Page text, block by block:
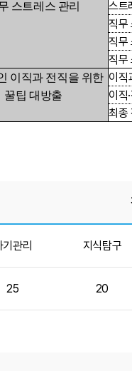
스트레스 관리
스트
직무
직무
직무
이직과 전직을 위한
꿀팁 대방출
이직
이직·
최종
기관리 지식탐구
25 20